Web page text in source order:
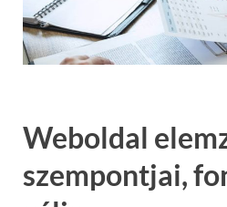
Weboldal
szempontjai,